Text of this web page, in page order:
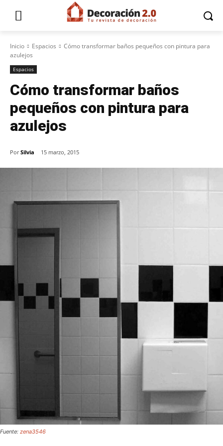
Inicio Espacios
Cómo transformar baños pequeños con pintura para
azulejos
Espacios
Cómo transformar baños
pequeños con pintura para
azulejos
Por Silvia 15 marzo, 2015
Fuente: zena3546